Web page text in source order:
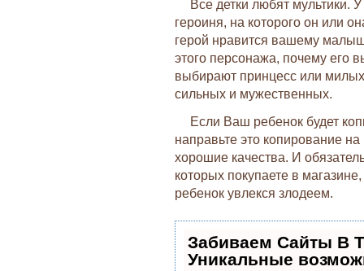
Все детки любят мультики.
героиня, на которого он или
герой нравится вашему
этого персонажа, почему его
выбирают принцесс или
сильных и мужественных.
Если Ваш ребенок будет
направьте это копирование
хорошие качества. И
которых покупаете в
ребенок увлекся злодеем.
Забиваем Сайты В
Уникальные